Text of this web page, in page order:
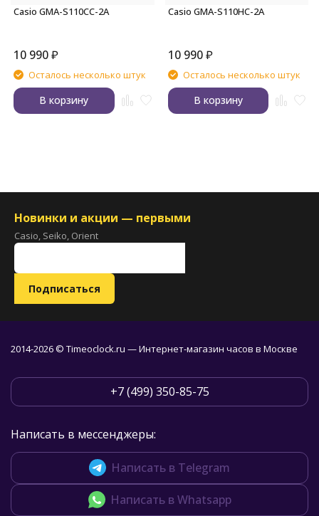
Casio GMA-S110CC-2A
10 990₽
Осталось несколько штук
В корзину
Casio GMA-S110HC-2A
10 990 ₽
Осталось несколько штук
В корзину
Новинки и акции — первыми
Casio, Seiko, Orient
2014-2026 © Timeoclock.ru — Интернет-магазин часов в Москве
+7 (499) 350-85-75
Написать в мессенджеры:
Написать в Telegram
Написать в Whatsapp